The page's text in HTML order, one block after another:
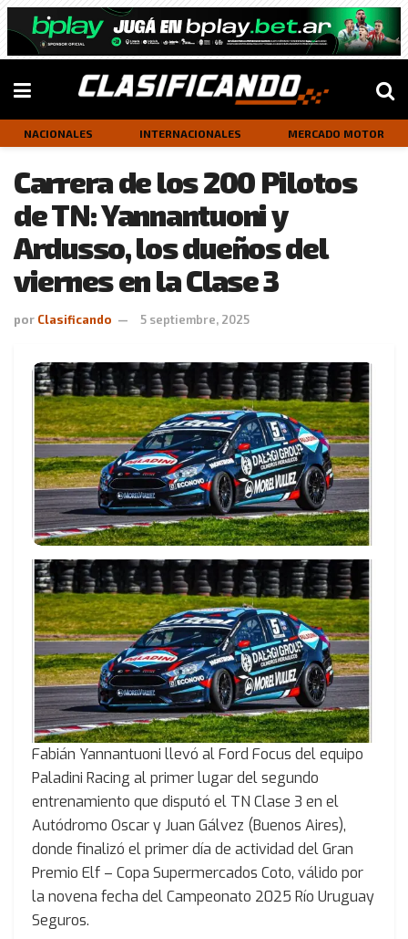
NACIONALES INTERNACIONALES MERCADO MOTOR
Carrera de los 200 Pilotos
de TN: Yannantuoni y
Ardusso, los dueños del
viernes en la Clase 3
por Clasificando 5 septiembre, 2025
Fabián Yannantuoni llevó al Ford Focus del equipo
Paladini Racing al primer lugar del segundo
entrenamiento que disputó el TN Clase 3 en el
Autódromo Oscar y Juan Gálvez (Buenos Aires),
donde finalizó el primer día de actividad del Gran
Premio Elf – Copa Supermercados Coto, válido por
la novena fecha del Campeonato 2025 Río Uruguay
Seguros.